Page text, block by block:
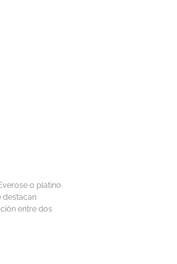
o platino
destacan
entre dos